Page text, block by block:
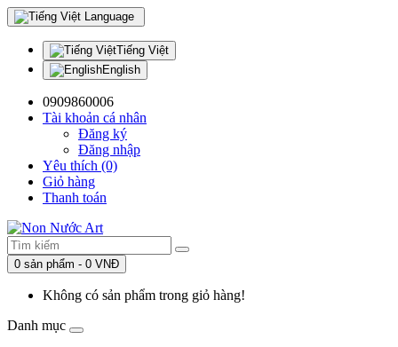
Language
Tiếng Việt
English
0909860006
Tài khoản cá nhân
Đăng ký
Đăng nhập
Yêu thích (0)
Giỏ hàng
Thanh toán
0 sản phẩm - 0 VNĐ
Không có sản phẩm trong giỏ hàng!
Danh mục